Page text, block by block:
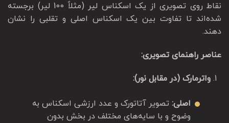
نقاط روی تصویری از یک اسکناس لیر (مثلاً 100 لیر) برجسته
شده‌اند تا تفاوت بین یک اسکناس اصلی و تقلبی را نشان
دهند.
عناصر راهنمای تصویری:
واترمارک (در مقابل نور):
اصلی:تصویر آتاتورک و عدد ارزشی اسکناس به
وضوح و با سایه‌های مختلف در بخش بدون